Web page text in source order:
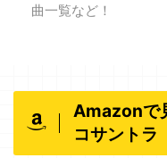
曲一覧など！
Amazonで
コサントラ